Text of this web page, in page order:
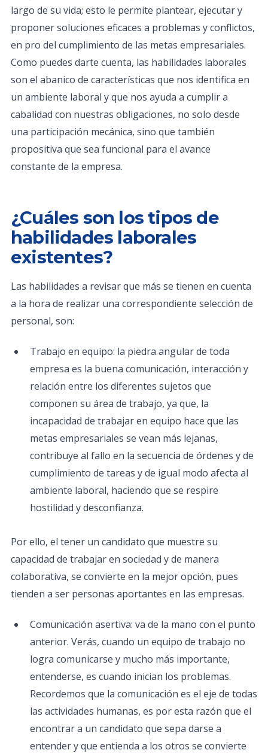
largo de su vida; esto le permite plantear, ejecutar y
proponer soluciones eficaces a problemas y conflictos,
en pro del cumplimiento de las metas empresariales.
Como puedes darte cuenta, las habilidades laborales
son el abanico de características que nos identifica en
un ambiente laboral y que nos ayuda a cumplir a
cabalidad con nuestras obligaciones, no solo desde
una participación mecánica, sino que también
propositiva que sea funcional para el avance
constante de la empresa.
¿Cuáles son los tipos de
habilidades laborales
existentes?
Las habilidades a revisar que más se tienen en cuenta
a la hora de realizar una correspondiente selección de
personal, son:
Trabajo en equipo: la piedra angular de toda
empresa es la buena comunicación, interacción y
relación entre los diferentes sujetos que
componen su área de trabajo, ya que, la
incapacidad de trabajar en equipo hace que las
metas empresariales se vean más lejanas,
contribuye al fallo en la secuencia de órdenes y de
cumplimiento de tareas y de igual modo afecta al
ambiente laboral, haciendo que se respire
hostilidad y desconfianza.
Por ello, el tener un candidato que muestre su
capacidad de trabajar en sociedad y de manera
colaborativa, se convierte en la mejor opción, pues
tienden a ser personas aportantes en las empresas.
Comunicación asertiva: va de la mano con el punto
anterior. Verás, cuando un equipo de trabajo no
logra comunicarse y mucho más importante,
entenderse, es cuando inician los problemas.
Recordemos que la comunicación es el eje de todas
las actividades humanas, es por esta razón que el
encontrar a un candidato que sepa darse a
entender y que entienda a los otros se convierte